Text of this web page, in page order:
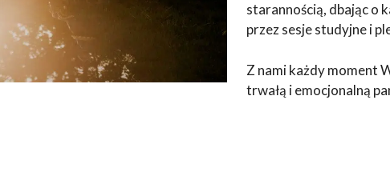
starannością, dbając o
przez sesje studyjne i
Z nami każdy moment
trwałą i emocjonalną